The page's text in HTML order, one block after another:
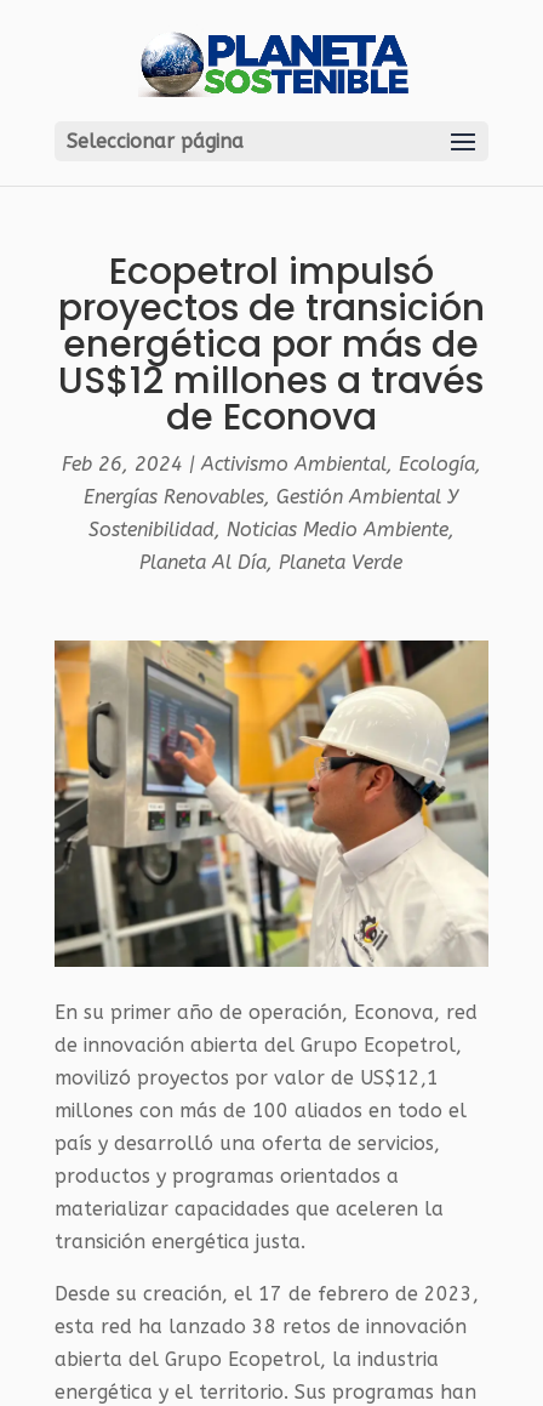
Seleccionar página
Ecopetrol impulsó
proyectos de transición
energética por más de
US$12 millones a través
de Econova
Feb 26, 2024 |Activismo Ambiental, Ecología,
Energías Renovables,Gestión Ambiental Y
Sostenibilidad, Noticias Medio Ambiente,
Planeta Al Día,Planeta Verde
En su primer año de operación, Econova, red
de innovación abierta del Grupo Ecopetrol,
movilizó proyectos por valor de US$12,1
millones con más de 100 aliados en todo el
país y desarrolló una oferta de servicios,
productos y programas orientados a
materializar capacidades que aceleren la
transición energética justa.
Desde su creación, el 17 de febrero de 2023,
esta red ha lanzado 38 retos de innovación
abierta del Grupo Ecopetrol, la industria
energética y el territorio. Sus programas han